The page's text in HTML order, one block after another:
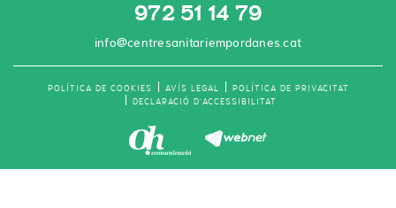
972 51 14 79
info@centresanitariempordanes.cat
POLÍTICA DE COOKIES AVÍS LEGAL
POLÍTICA DE PRIVACITAT
DECLARACIÓ D'ACCESSIBILITAT